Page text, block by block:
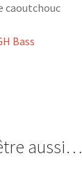
caoutchouc
Bass
aussi…